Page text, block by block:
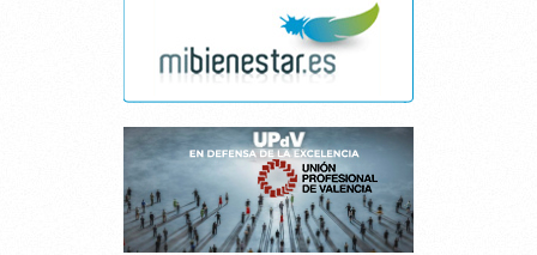
Cancelar consentimiento cookies